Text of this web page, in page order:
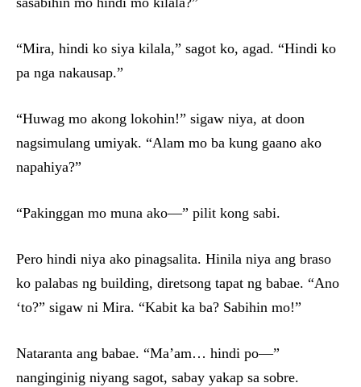
“Mira, hindi ko siya kilala,” sagot ko, agad. “Hindi ko
pa nga nakausap.”
“Huwag mo akong lokohin!” sigaw niya, at doon
nagsimulang umiyak. “Alam mo ba kung gaano ako
napahiya?”
“Pakinggan mo muna ako—” pilit kong sabi.
Pero hindi niya ako pinagsalita. Hinila niya ang braso
ko palabas ng building, diretsong tapat ng babae. “Ano
‘to?” sigaw ni Mira. “Kabit ka ba? Sabihin mo!”
Nataranta ang babae. “Ma’am… hindi po—”
nanginginig niyang sagot, sabay yakap sa sobre.